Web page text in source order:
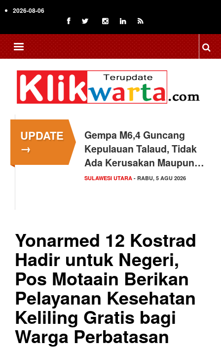
to
content
2026-08-06
UPDATE
→
Gempa M6,4 Guncang
Kepulauan Talaud, Tidak
Ada Kerusakan Maupun…
SULAWESI UTARA - RABU, 5 AGU 2026
Yonarmed 12 Kostrad
Hadir untuk Negeri,
Pos Motaain Berikan
Pelayanan Kesehatan
Keliling Gratis bagi
Warga Perbatasan